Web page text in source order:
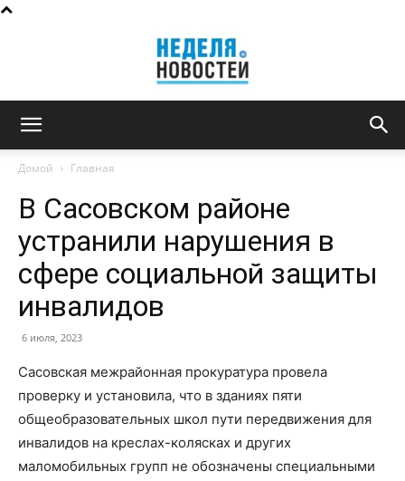
новостей
Домой Главная
В Сасовском районе
устранили нарушения в
сфере социальной защиты
инвалидов
6 июля, 2023
Сасовская межрайонная прокуратура провела
проверку и установила, что в зданиях пяти
общеобразовательных школ пути передвижения для
инвалидов на креслах-колясках и других
маломобильных групп не обозначены специальными